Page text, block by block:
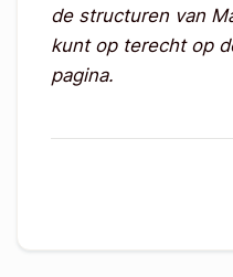
de structuren van
kunt op terecht op
pagina.